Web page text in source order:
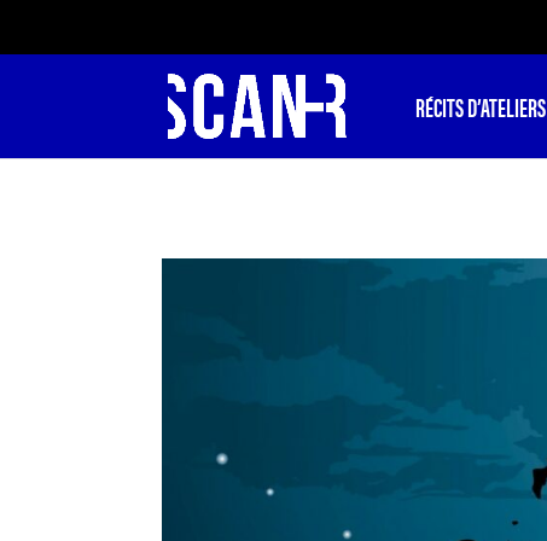
RÉCITS D’ATELIERS